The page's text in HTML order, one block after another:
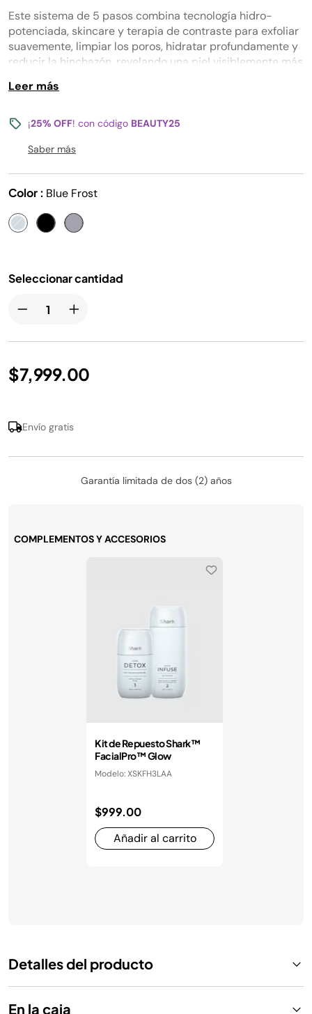
reseñas.
Enlace
en
la
misma
página.
Este sistema de 5 pasos combina tecnología hidro-
potenciada, skincare y terapia de contraste para exfoliar
suavemente, limpiar los poros, hidratar profundamente y
reducir la hinchazón, revelando una piel visiblemente más
desarrollado con expertos en cuidado de la piel.
Leer más
¡25% OFF! con código BEAUTY25
Saber más
Color : Blue Frost
Seleccionar cantidad
$7,999.00
Envío gratis
Garantía limitada de dos (2) años
COMPLEMENTOS Y ACCESORIOS
Kit de Repuesto Shark™
FacialPro™ Glow
Modelo: XSKFH3LAA
$999.00
Añadir al carrito
Detalles del producto
En la caja